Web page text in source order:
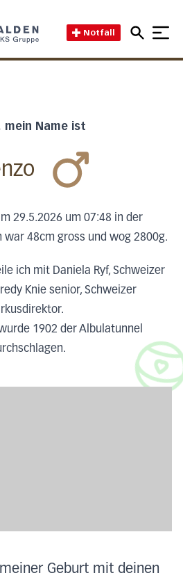
Notfall
mein Name ist
29.5.2026 um 07:48 in der
war 48cm gross und wog 2800g.
ich mit Daniela Ryf, Schweizer
Knie senior, Schweizer
1902 der Albulatunnel
Geburt mit deinen